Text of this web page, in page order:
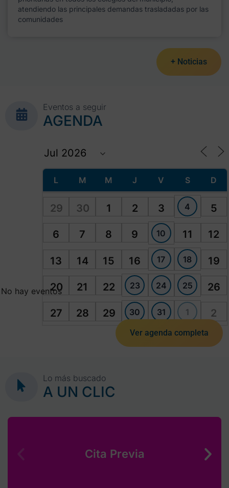
atendiendo las principales demandas trasladadas por las
comunidades
+ Noticias
Eventos a seguir
AGENDA
L M M J V S D
29 30 1 2 3 4 5
6 7 8 9 10 11 12
13 14 15 16 17 18 19
20 21 22 23 24 25 26
27 28 29 30 31 1 2
No hay eventos
Ver agenda completa
Lo más buscado
A UN CLIC
Cita Previa